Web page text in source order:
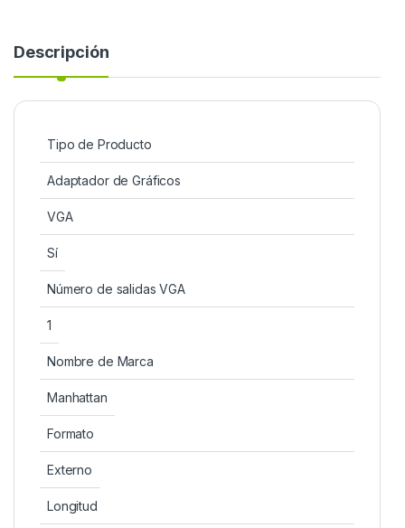
Descripción
Tipo de Producto
Adaptador de Gráficos
VGA
Sí
Número de salidas VGA
1
Nombre de Marca
Manhattan
Formato
Externo
Longitud